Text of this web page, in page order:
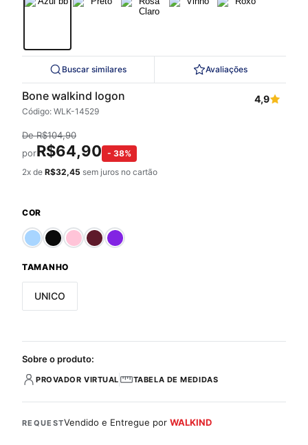
Buscar similares Avaliações
Bone walkind logon
Código: WLK-14529
4,9
DeR$104,90
porR$64,90 - 38%
2x de R$32,45 sem juros no cartão
COR
TAMANHO
UNICO
Sobre o produto:
PROVADOR VIRTUAL TABELA DE MEDIDAS
REQUESTVendido e Entregue porWALKIND